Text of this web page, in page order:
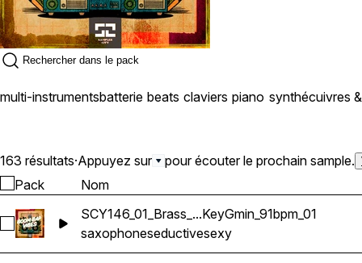
multi-instrumentsbatterie beats claviers piano synthécuivres
163 résultats·Appuyez sur pour écouter le prochain sample.
Pack Nom
Sélectionnez
SCY146_01_Brass_...KeyGmin_91bpm_01
saxophoneseductivesexy